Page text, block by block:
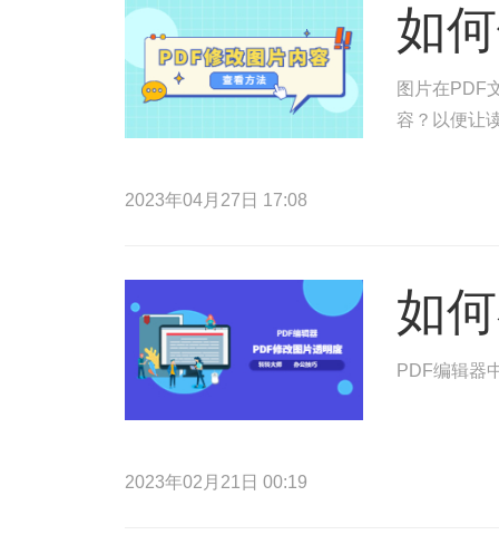
如
图片在PDF
容？以便让
2023年04月27日 17:08
如
PDF编辑器
2023年02月21日 00:19